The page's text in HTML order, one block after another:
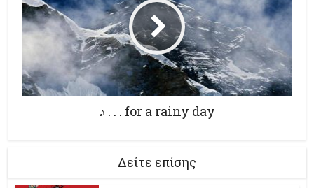
♪ . . . for a rainy day
Δείτε επίσης